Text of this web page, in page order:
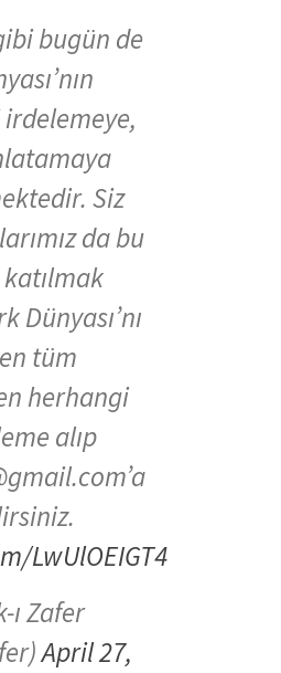
bugün de
Siz
da bu
katılmak
Dünyası’nı
tüm
herhangi
alıp
LwUlOEIGT4
ı Zafer
April 27,